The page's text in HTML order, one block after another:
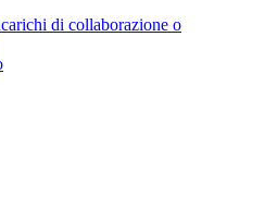
di collaborazione o